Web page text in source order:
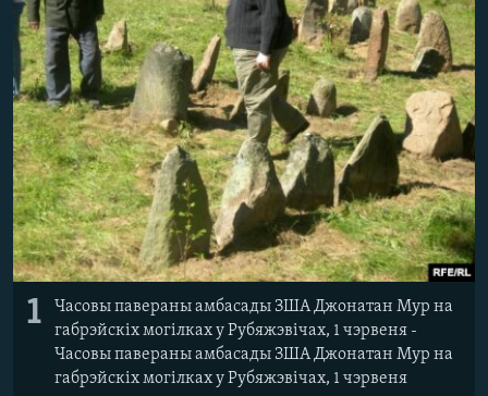
КУЛЬТУРА
КАЛЯНДАР
МОВА
НА ХВАЛЯХ СВАБОДЫ
1
Часовы павераны амбасады ЗША Джонатан Мур на
габрэйскіх могілках у Рубяжэвічах, 1 чэрвеня -
Часовы павераны амбасады ЗША Джонатан Мур на
габрэйскіх могілках у Рубяжэвічах, 1 чэрвеня